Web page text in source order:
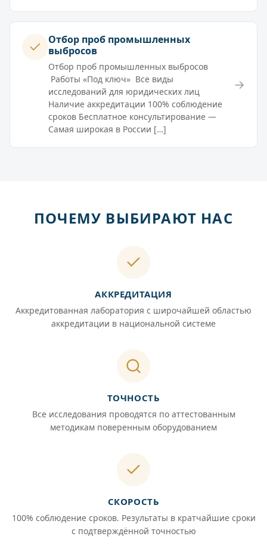
Отбор проб промышленных
выбросов
Отбор проб промышленных выбросов
Работы «Под ключ» Все виды
исследований для юридических лиц
Наличие аккредитации 100% соблюдение
сроков Бесплатное консультирование —
Самая широкая в России […]
→
ПОЧЕМУ ВЫБИРАЮТ НАС
АККРЕДИТАЦИЯ
Аккредитованная лаборатория с широчайшей областью
аккредитации в национальной системе
ТОЧНОСТЬ
Все исследования проводятся по аттестованным
методикам поверенным оборудованием
СКОРОСТЬ
100% соблюдение сроков. Результаты в кратчайшие сроки
с подтверждённой точностью